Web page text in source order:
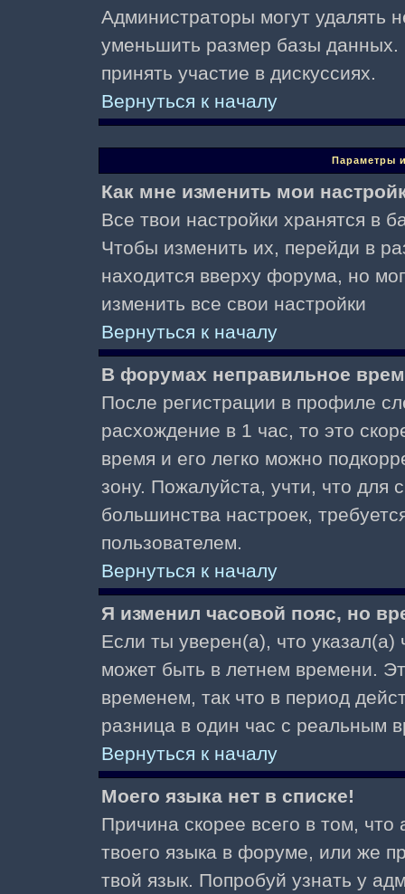
Администраторы могут удалять
уменьшить размер базы данных.
принять участие в дискуссиях.
Вернуться к началу
Параметры
Как мне изменить мои
Все твои настройки хранятся в
Чтобы изменить их, перейди в
находится вверху форума, но
изменить все свои настройки
Вернуться к началу
В форумах неправильное
После регистрации в профиле
расхождение в 1 час, то это
время и его легко можно
зону. Пожалуйста, учти, что для
большинства настроек,
пользователем.
Вернуться к началу
Я изменил часовой пояс, но
Если ты уверен(а), что
может быть в летнем времени.
временем, так что в период
разница в один час с реальным
Вернуться к началу
Моего языка нет в списке!
Причина скорее всего в том,
твоего языка в форуме, или же
твой язык. Попробуй узнать у